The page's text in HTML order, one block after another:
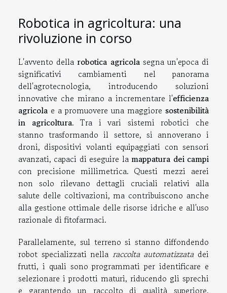
Robotica in agricoltura: una
rivoluzione in corso
L'avvento della robotica agricolasegna un'epoca di
significativi cambiamenti nel panorama
dell'agrotecnologia, introducendo soluzioni
innovative che mirano a incrementare l'efficienza
agricola e a promuovere una maggiore sostenibilità
in agricoltura. Tra i vari sistemi robotici che
stanno trasformando il settore, si annoverano i
droni, dispositivi volanti equipaggiati con sensori
avanzati, capaci di eseguire la mappatura dei campi
con precisione millimetrica. Questi mezzi aerei
non solo rilevano dettagli cruciali relativi alla
salute delle coltivazioni, ma contribuiscono anche
alla gestione ottimale delle risorse idriche e all'uso
razionale di fitofarmaci.
Parallelamente, sul terreno si stanno diffondendo
robot specializzati nella raccolta automatizzatadei
frutti, i quali sono programmati per identificare e
selezionare i prodotti maturi, riducendo gli sprechi
e garantendo un raccolto di qualità superiore.